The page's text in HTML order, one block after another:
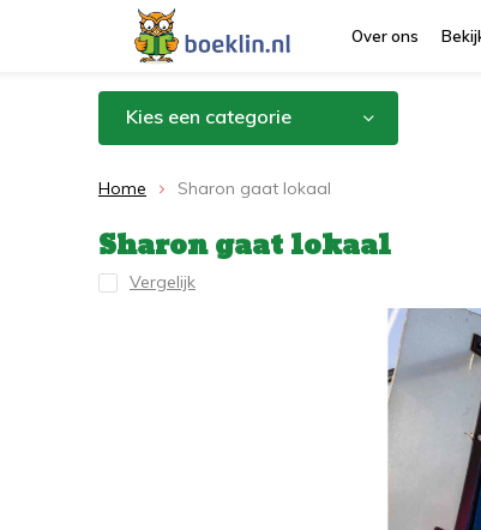
Over ons
Kies een categorie
Home Sharon gaat lokaal
Sharon gaat lokaal
Vergelijk